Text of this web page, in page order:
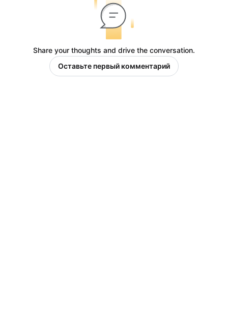
Share your thoughts and drive the conversation.
Оставьте первый комментарий